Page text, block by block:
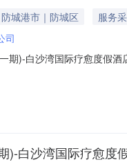
城港市｜防城区
服务
司
期)-白沙湾国际疗愈度假
度假酒店项目建设用地面
)-白沙湾国际疗愈度